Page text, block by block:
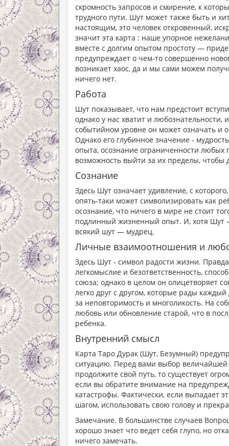
скромность запросов и смирение, к
трудного пути. Шут может также быть и
настоящим, это человек откровенный,
значит эта карта : наше упорное
вместе с долгим опытом простоту —
предупреждает о чем-то совершенно
возникает хаос, да и мы сами можем
ничего нет.
Работа
Шут показывает, что нам предстоит
однако у нас хватит и
событийном уровне он может означать и
Однако его глубинное значение -
опыта, осознание ограниченности
возможность выйти за их пределы, чтобы
Сознание
Здесь Шут означает удивление, с
опять-таки может символизировать как
осознание, что ничего в мире не стоит
подлинный жизненный опыт. И, хотя Шут
всякий шут — мудрец.
Личные взаимоотношения и
Здесь Шут - символ радости жизни.
легкомыслие и безответственность,
союза; однако в целом он олицетворяет
легко друг с другом, которые рады
за неповторимость и многоликость. На
любовь или обновление старой, что в
ребенка.
Внутренний смысл
Карта Таро Дурак (Шут, Безумный)
ситуацию. Перед вами выбор величайшей
продолжите свой путь, то существует
если вы обратите внимание на
катастрофы. Фактически, если выпадает
шагом, использовать свою голову и
Замечание. В большинстве случаев
хорошо знает что ведет себя глупо, но
ничего замечать.